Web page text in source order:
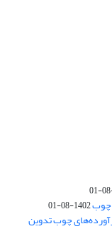
چوب1402-08-01
چوب تدوین